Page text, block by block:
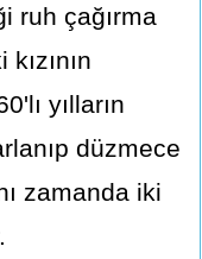
ruh çağırma
yılların
düzmece
zamanda iki